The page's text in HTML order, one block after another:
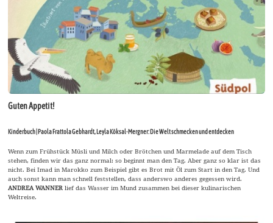
Guten Appetit!
Kinderbuch | Paola Frattola Gebhardt, Leyla Köksal-Mergner: Die Welt schmecken und entdecken
Wenn zum Frühstück Müsli und Milch oder Brötchen und Marmelade auf dem Tisch
stehen, finden wir das ganz normal: so beginnt man den Tag. Aber ganz so klar ist das
nicht. Bei Imad in Marokko zum Beispiel gibt es Brot mit Öl zum Start in den Tag. Und
auch sonst kann man schnell feststellen, dass anderswo anderes gegessen wird.
ANDREA WANNERlief das Wasser im Mund zusammen bei dieser kulinarischen
Weltreise.